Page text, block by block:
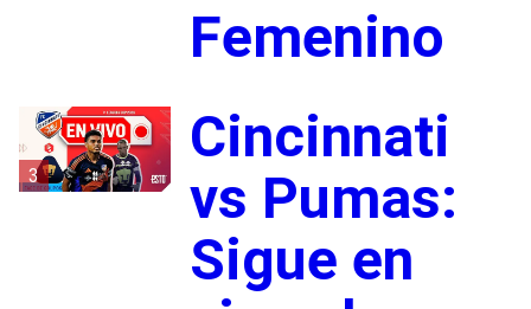
Femenino
3
Cincinnati
vs Pumas:
Sigue en